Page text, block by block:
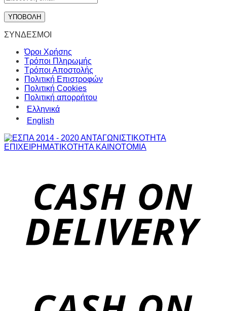
ΣΥΝΔΕΣΜΟΙ
Όροι Χρήσης
Τρόποι Πληρωμής
Τρόποι Αποστολής
Πολιτική Επιστροφών
Πολιτική Cookies
Πολιτική απορρήτου
Ελληνικά
English